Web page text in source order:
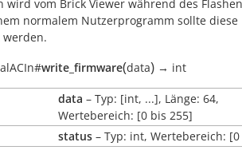
wird vom Brick Viewer während des
normalem Nutzerprogramm sollte diese
#write_firmware(data) → int
data – Typ: [int, ...], Länge: 64,
Wertebereich: [0 bis 255]
status – Typ: int, Wertebereich: